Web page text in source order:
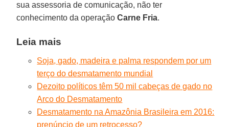
sua assessoria de comunicação, não ter
conhecimento da operaçãoCarne Fria.
Leia mais
Soja, gado, madeira e palma respondem por um
terço do desmatamento mundial
Dezoito políticos têm 50 mil cabeças de gado no
Arco do Desmatamento
Desmatamento na Amazônia Brasileira em 2016:
prenúncio de um retrocesso?